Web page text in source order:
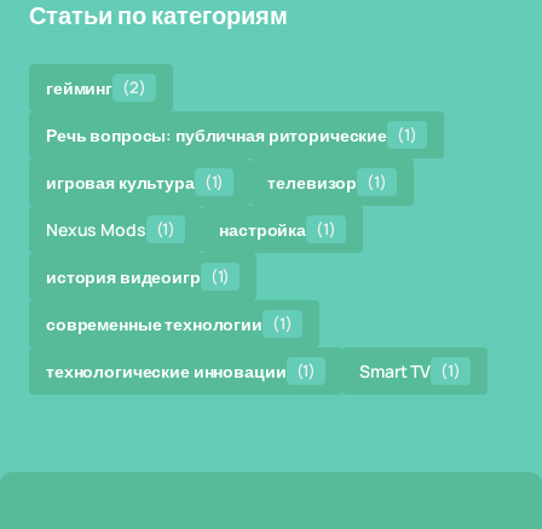
Статьи по категориям
гейминг (2)
Речь вопросы: публичная риторические (1)
игровая культура (1) телевизор (1)
Nexus Mods (1) настройка (1)
история видеоигр (1)
современные технологии (1)
технологические инновации (1) Smart TV (1)